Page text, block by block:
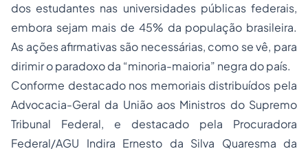
dos estudantes nas universidades públicas federais,
embora sejam mais de 45% da população brasileira.
As ações afirmativas são necessárias, como se vê, para
dirimir o paradoxo da “minoria-maioria” negra do país.
Conforme destacado nos memoriais distribuídos pela
Advocacia-Geral da União aos Ministros do Supremo
Tribunal Federal, e destacado pela Procuradora
Federal/AGU Indira Ernesto da Silva Quaresma da